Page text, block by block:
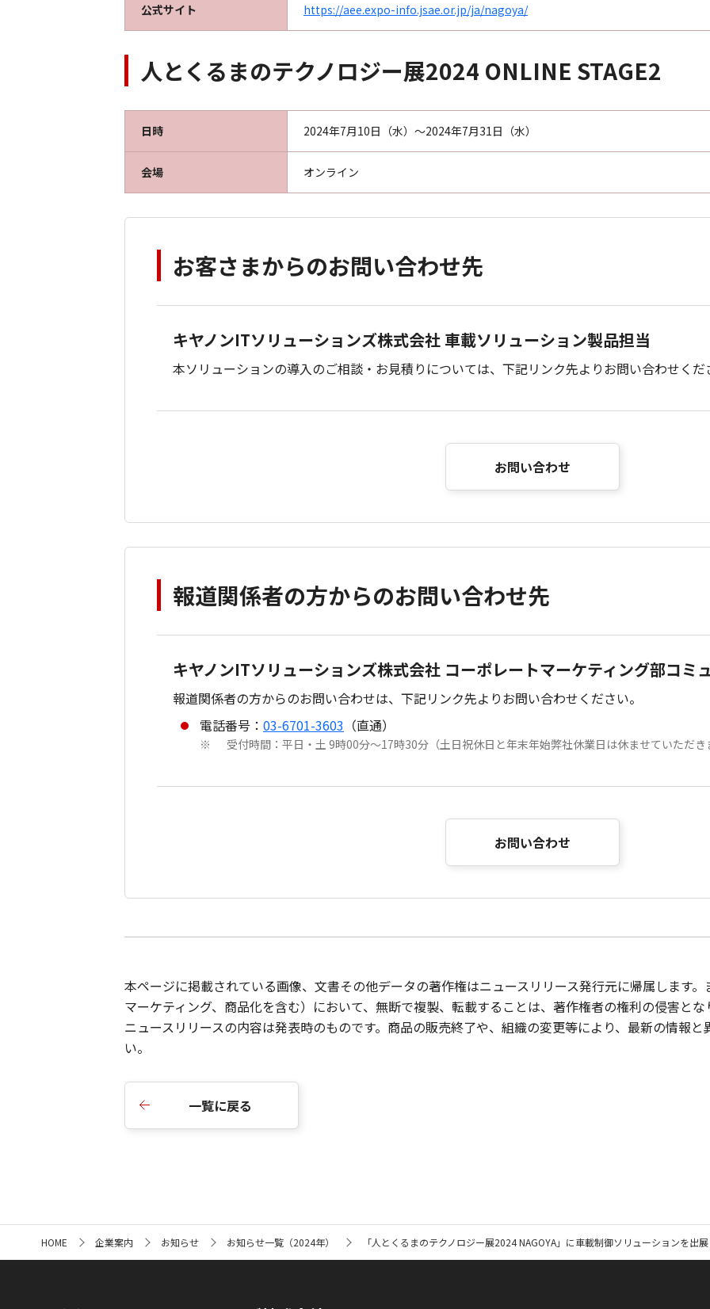
公式サイト https://aee.expo-info.jsae.or.jp/ja/nagoya/
人とくるまのテクノロジー展2024 ONLINE STAGE2
日時 2024年7月10日（水）～2024年7月31日（水）
会場 オンライン
お客さまからのお問い合わせ先
キヤノンITソリューションズ株式会社 車載ソリューション製品担当
本ソリューションの導入のご相談・お見積りについては、下記リンク先よりお問い合わせくだ
お問い合わせ
報道関係者の方からのお問い合わせ先
キヤノンITソリューションズ株式会社 コーポレートマーケティング部コミ
報道関係者の方からのお問い合わせは、下記リンク先よりお問い合わせください。
電話番号： 03-6701-3603 （直通）
※ 受付時間：平日・土 9時00分～17時30分（土日祝休日と年末年始弊社休業日は休ませていただき
お問い合わせ
本ページに掲載されている画像、文書その他データの著作権はニュースリリース発行元に帰属します
マーケティング、商品化を含む）において、無断で複製、転載することは、著作権者の権利の侵害とな
ニュースリリースの内容は発表時のものです。商品の販売終了や、組織の変更等により、最新の情報
い。
一覧に戻る
ト
HOME 企業案内 お知らせ お知らせ一覧（2024年） 「人とくるまのテクノロジー展2024 NAGOYA」に車載制御ソリューションを